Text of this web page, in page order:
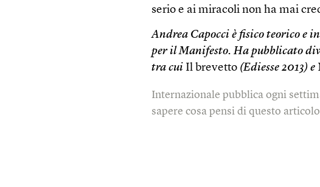
serio e ai miracoli non ha mai
Andrea Capocci è fisico teorico e
per il Manifesto. Ha pubblicato
tra cui Il brevetto (Ediesse 2013) e
Internazionale pubblica ogni
sapere cosa pensi di questo